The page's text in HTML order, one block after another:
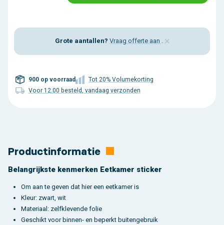
Grote aantallen? Vraag offerte aan . ×
900 op voorraad
Tot 20% Volumekorting
Voor 12.00 besteld, vandaag verzonden
Productinformatie
Belangrijkste kenmerken Eetkamer sticker
Om aan te geven dat hier een eetkamer is
Kleur: zwart, wit
Materiaal: zelfklevende folie
Geschikt voor binnen- en beperkt buitengebruik